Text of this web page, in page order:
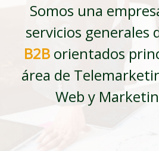
Somos una
servicios generales
B2Borientados
área de
Web y